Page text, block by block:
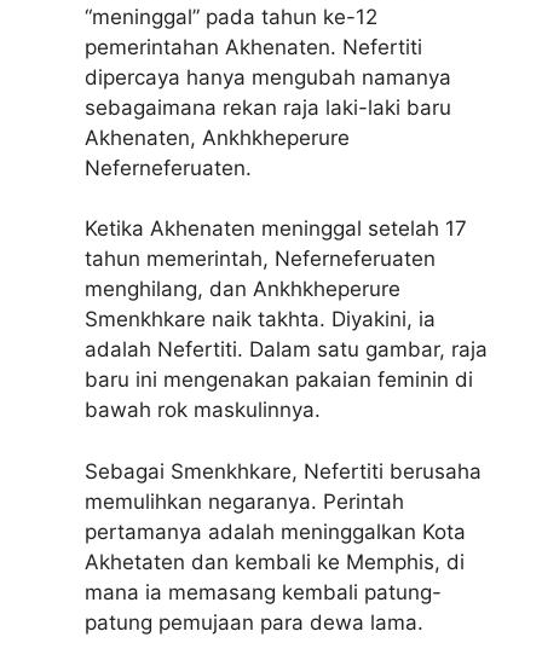
“meninggal” pada tahun ke-12
pemerintahan Akhenaten. Nefertiti
dipercaya hanya mengubah namanya
sebagaimana rekan raja laki-laki baru
Akhenaten, Ankhkheperure
Neferneferuaten.
Ketika Akhenaten meninggal setelah 17
tahun memerintah, Neferneferuaten
menghilang, dan Ankhkheperure
Smenkhkare naik takhta. Diyakini, ia
adalah Nefertiti. Dalam satu gambar, raja
baru ini mengenakan pakaian feminin di
bawah rok maskulinnya.
Sebagai Smenkhkare, Nefertiti berusaha
memulihkan negaranya. Perintah
pertamanya adalah meninggalkan Kota
Akhetaten dan kembali ke Memphis, di
mana ia memasang kembali patung-
patung pemujaan para dewa lama.